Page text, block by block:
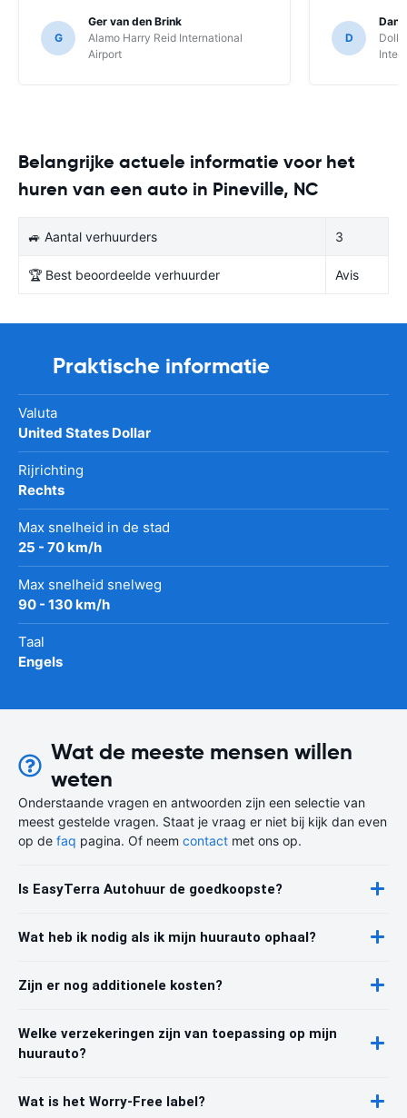
G
Ger van den Brink
Alamo Harry Reid International
Airport
D
Belangrijke actuele informatie voor het
huren van een auto in Pineville, NC
🚙 Aantal verhuurders 3
🏆 Best beoordeelde verhuurder Avis
Praktische informatie
Valuta
United States Dollar
Rijrichting
Rechts
Max snelheid in de stad
25 - 70 km/h
Max snelheid snelweg
90 - 130 km/h
Taal
Engels
Wat de meeste mensen willen
weten
Onderstaande vragen en antwoorden zijn een selectie van
meest gestelde vragen. Staat je vraag er niet bij kijk dan even
op de faq pagina. Of neem contact met ons op.
Is EasyTerra Autohuur de goedkoopste?
Wat heb ik nodig als ik mijn huurauto ophaal?
Zijn er nog additionele kosten?
Welke verzekeringen zijn van toepassing op mijn
huurauto?
Wat is het Worry-Free label?